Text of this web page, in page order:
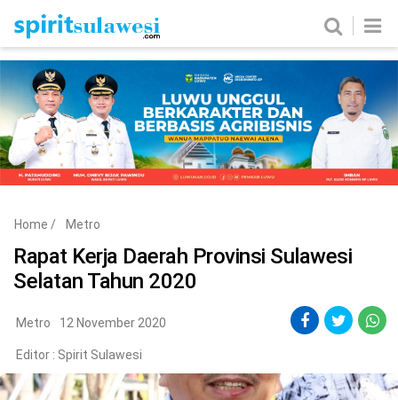
Home News
Metro Nasional
Politik Hukum & Kriminal
Home / Metro
Rapat Kerja Daerah Provinsi Sulawesi
Selatan Tahun 2020
Metro 12 November 2020
Editor : Spirit Sulawesi